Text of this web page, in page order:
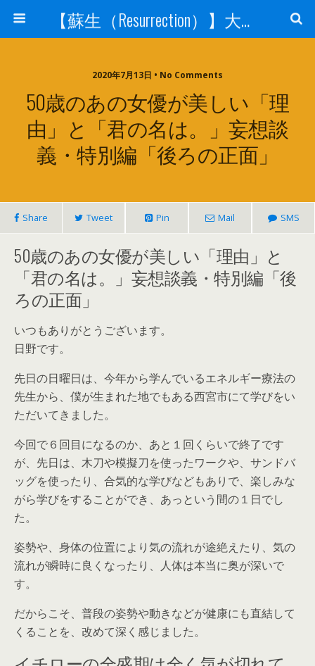
【蘇生（Resurrection）】大宇宙と人体の神秘を紐解く
2020年7月13日 • No Comments
50歳のあの女優が美しい「理
由」と「君の名は。」妄想談
義・特別編「後ろの正面」
Share Tweet Pin Mail SMS
50歳のあの女優が美しい「理由」と
「君の名は。」妄想談義・特別編「後
ろの正面」
いつもありがとうございます。
日野です。
先日の日曜日は、今年から学んでいるエネルギー療法の
先生から、僕が生まれた地でもある西宮市にて学びをい
ただいてきました。
今回で６回目になるのか、あと１回くらいで終了です
が、先日は、木刀や模擬刀を使ったワークや、サンドバ
ッグを使ったり、合気的な学びなどもありで、楽しみな
がら学びをすることができ、あっという間の１日でし
た。
姿勢や、身体の位置により気の流れが途絶えたり、気の
流れが瞬時に良くなったり、人体は本当に奥が深いで
す。
だからこそ、普段の姿勢や動きなどが健康にも直結して
くることを、改めて深く感じました。